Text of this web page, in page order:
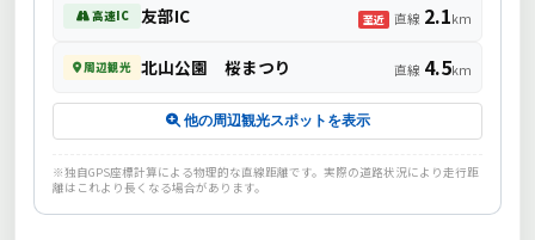
高速IC 友部IC 至近 直線 2.1km
周辺観光 北山公園 桜まつり 直線 4.5km
他の周辺観光スポットを表示
※独自GPS座標計算による物理的な直線距離です。実際の道路状況により走行距
離はこれより長くなる場合があります。